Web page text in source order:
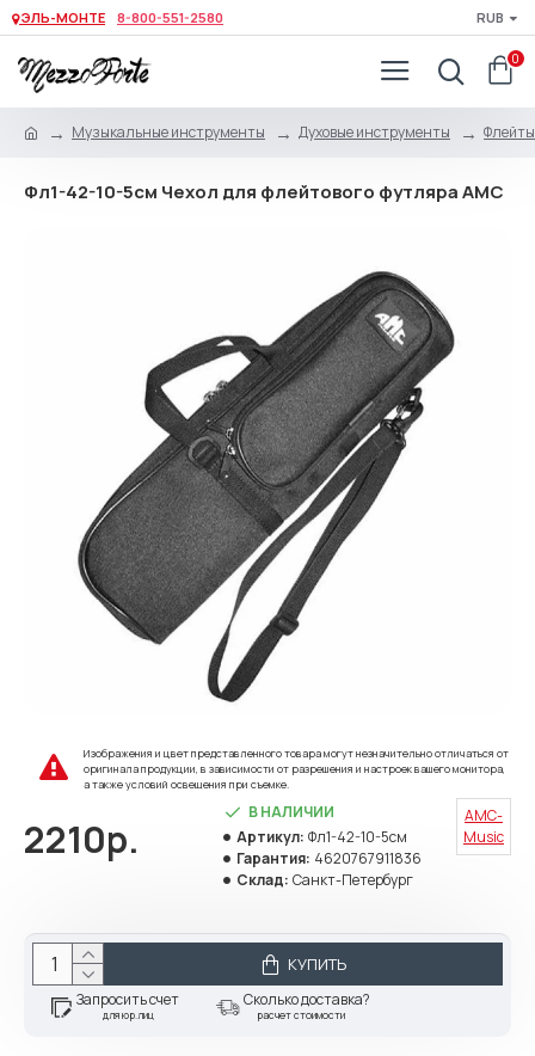
ЭЛЬ-МОНТЕ 8-800-551-2580 RUB
0
Музыкальные инструменты Духовые инструменты
Фл1-42-10-5см Чехол для флейтового футляра АМС
Изображения и цвет представленного товара могут незначительно отличаться от
оригинала продукции, в зависимости от разрешения и настроек вашего монитора,
а также условий освещения при съемке.
2210р.
В НАЛИЧИИ
Артикул: Фл1-42-10-5см
Гарантия: 4620767911836
Склад: Санкт-Петербург
AMC-
Music
КУПИТЬ
Запросить счет
для юр.лиц
Сколько доставка?
расчет стоимости